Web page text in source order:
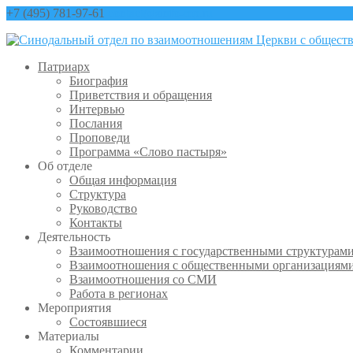
+7 (495) 781-97-61
Патриарх
Биография
Приветствия и обращения
Интервью
Послания
Проповеди
Программа «Слово пастыря»
Об отделе
Общая информация
Структура
Руководство
Контакты
Деятельность
Взаимоотношения с государственными
Взаимоотношения с общественными
Взаимоотношения со СМИ
Работа в регионах
Мероприятия
Состоявшиеся
Материалы
Комментарии